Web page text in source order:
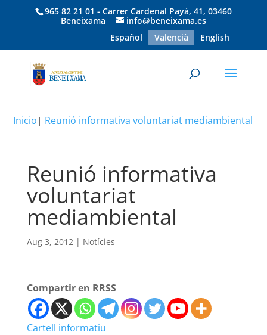
965 82 21 01 - Carrer Cardenal Payà, 41, 03460
Beneixama
info@beneixama.es
Español
Valencià English
Inicio| Reunió informativa voluntariat mediambiental
Reunió informativa
voluntariat
mediambiental
Aug 3, 2012| Notícies
Compartir en RRSS
Cartell informatiu